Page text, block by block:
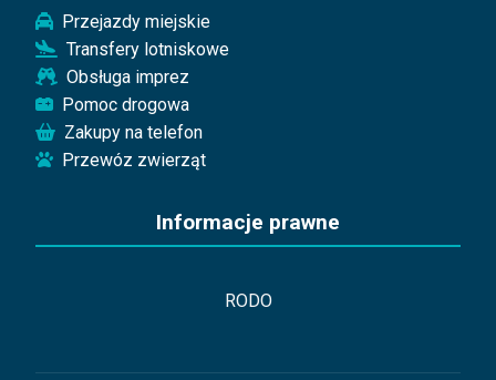
Przejazdy miejskie
Transfery lotniskowe
Obsługa imprez
Pomoc drogowa
Zakupy na telefon
Przewóz zwierząt
Informacje prawne
RODO